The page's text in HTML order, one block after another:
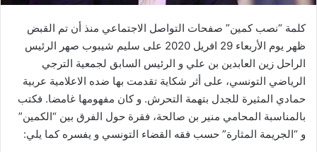
كلمة “نصب كمين” صفحات التواصل الاجتماعي منذ أن تم القبض
ظهر يوم الأربعاء 29 افريل 2020 على سليم شيبوب صهر الرئيس
الراحل زين العابدين بن علي و الرئيس السابق لجمعية الترجي
الرياضي التونسي، على أثر شكاية تقدمت بها ضده الاعلامية عربية
حمادي المثيرة للجدل بتهمة التحرش. و كان مفهومها غامضا. فكتب
بالمناسبة المحامي منير بن صالحة، فقرة حول الفرق بين “الكمين”
و “الجريمة المثارة” حسب فقه القضاء التونسي و يفسره كما يلي: